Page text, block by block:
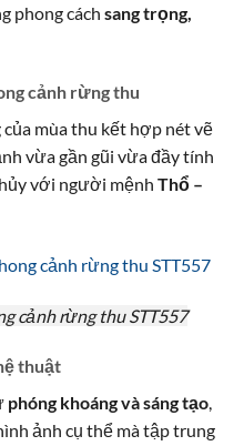
phong cách sang trọng,
cảnh rừng thu
mùa thu kết hợp nét vẽ
vừa gần gũi vừa đầy tính
với người mệnh Thổ –
cảnh rừng thu STT557
thuật
phóng khoáng và sáng tạo,
ảnh cụ thể mà tập trung